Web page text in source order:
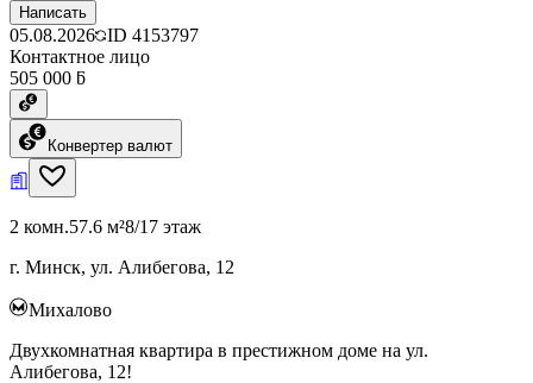
Написать
05.08.2026 ID 4153797
Контактное лицо
505 000 ƃ
Конвертер валют
2 комн.57.6 м²8/17 этаж
г. Минск, ул. Алибегова, 12
Михалово
Двухкомнатная квартира в престижном доме на ул.
Алибегова, 12!